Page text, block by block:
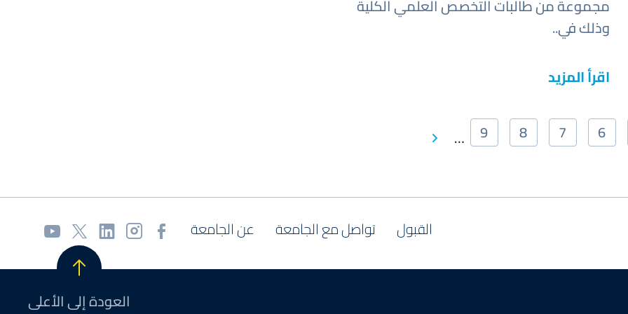
مجموعة من طالبات التخصص العلمي الكلية
وذلك في..
اقرأ المزيد
الصفحة6 الصفحة7 الصفحة8 الصفحة9
…
Next
القبول تواصل مع الجامعة عن الجامعة
العودة إلى الأعلى